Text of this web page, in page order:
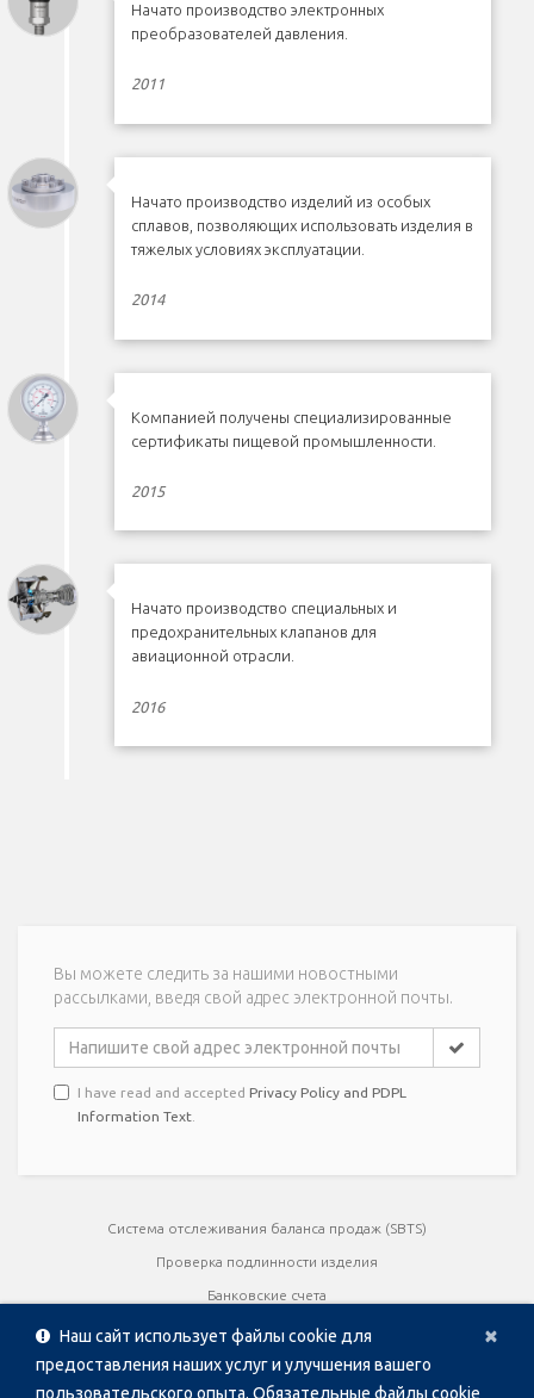
×
Наш сайт использует файлы cookie для
предоставления наших услуг и улучшения вашего
пользовательского опыта. Обязательные файлы cookie
Начато производство электронных
преобразователей давления.
2011
Начато производство изделий из особых
сплавов, позволяющих использовать изделия в
тяжелых условиях эксплуатации.
2014
Компанией получены специализированные
сертификаты пищевой промышленности.
2015
Начато производство специальных и
предохранительных клапанов для
авиационной отрасли.
2016
Вы можете следить за нашими новостными
рассылками, введя свой адрес электронной почты.
I have read and accepted Privacy Policy and PDPL
Information Text
Система отслеживания баланса продаж (SBTS)
Проверка подлинности изделия
Банковские счета
Руководства пользователя
Сертификаты качества